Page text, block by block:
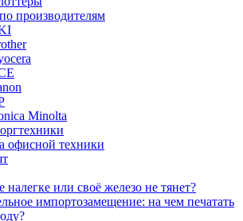
производителям
Minolta
офисной техники
налегке или своё железо не тянет?
импортозамещение: на чем печатать